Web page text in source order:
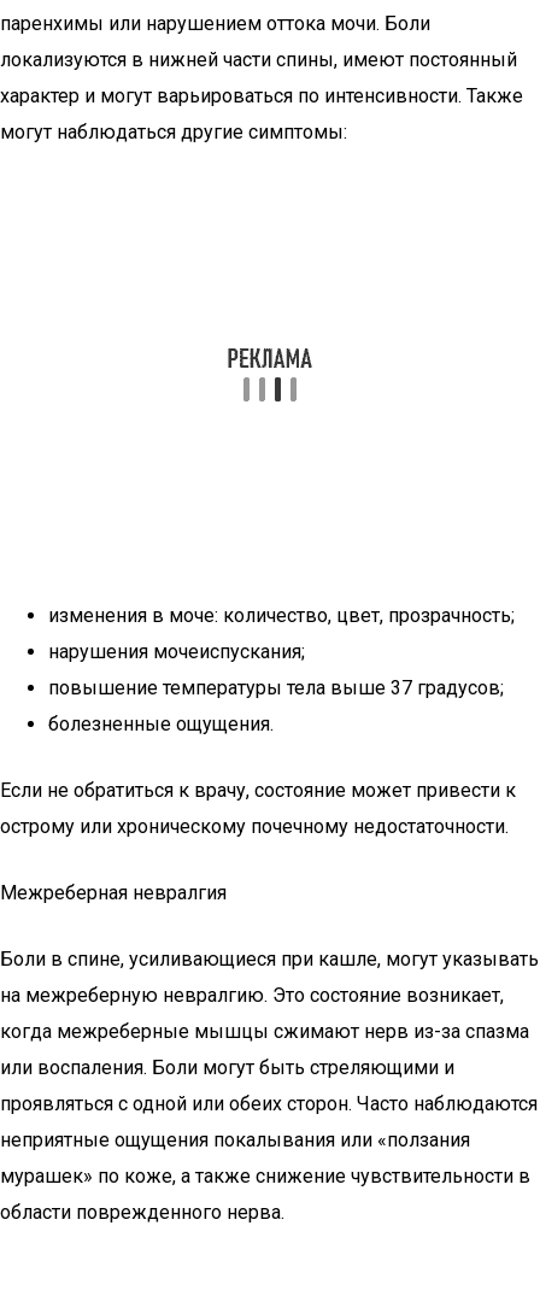
паренхимы или нарушением оттока мочи. Боли
локализуются в нижней части спины, имеют постоянный
характер и могут варьироваться по интенсивности. Также
могут наблюдаться другие симптомы:
изменения в моче: количество, цвет, прозрачность;
нарушения мочеиспускания;
повышение температуры тела выше 37 градусов;
болезненные ощущения.
Если не обратиться к врачу, состояние может привести к
острому или хроническому почечному недостаточности.
Межреберная невралгия
Боли в спине, усиливающиеся при кашле, могут указывать
на межреберную невралгию. Это состояние возникает,
когда межреберные мышцы сжимают нерв из-за спазма
или воспаления. Боли могут быть стреляющими и
проявляться с одной или обеих сторон. Часто наблюдаются
неприятные ощущения покалывания или «ползания
мурашек» по коже, а также снижение чувствительности в
области поврежденного нерва.